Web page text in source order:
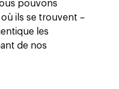
pouvons
ils se trouvent –
les
de nos